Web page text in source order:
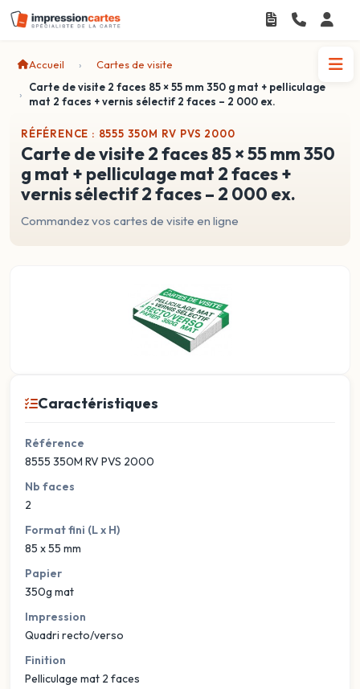
Accueil
Cartes de visite
Carte de visite 2 faces 85 × 55 mm 350 g mat + pelliculage
mat 2 faces + vernis sélectif 2 faces – 2 000 ex.
RÉFÉRENCE : 8555 350M RV PVS 2000
carte de visite 2 faces 85 × 55 mm 350
g mat + pelliculage mat 2 faces +
vernis sélectif 2 faces – 2 000 ex.
Commandez vos cartes de visite en ligne
Caractéristiques
Référence
8555 350M RV PVS 2000
Nb faces
2
Format fini (L x H)
85 x 55 mm
Papier
350g mat
Impression
Quadri recto/verso
Finition
Pelliculage mat 2 faces